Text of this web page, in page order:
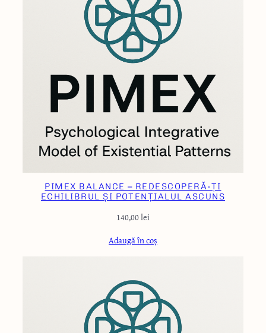
PIMEX BALANCE – REDESCOPERĂ-ȚI
ECHILIBRUL ȘI POTENȚIALUL ASCUNS
140,00lei
Adaugă în coș